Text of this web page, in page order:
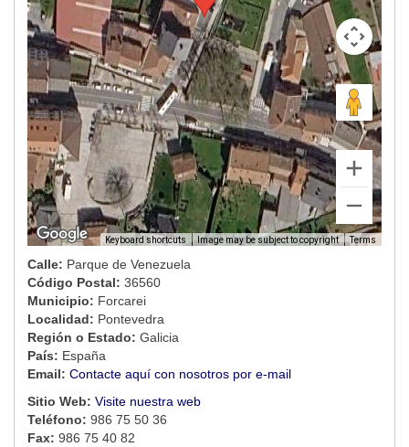
Keyboard shortcuts Image may be subject to copyright Terms
Calle: Parque de Venezuela
Código Postal: 36560
Municipio: Forcarei
Localidad: Pontevedra
Región o Estado: Galicia
País: España
Email: Contacte aquí con nosotros por e-mail
Sitio Web: Visite nuestra web
Teléfono: 986 75 50 36
Fax: 986 75 40 82